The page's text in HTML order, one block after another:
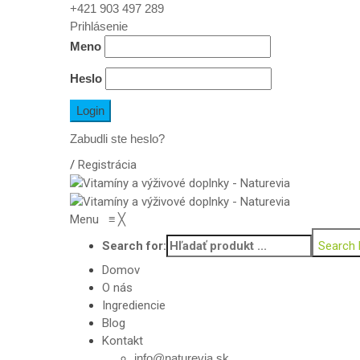
+421 903 497 289
Prihlásenie
Meno
Heslo
Zabudli ste heslo?
/ Registrácia
Menu ≡ ╳
Search for:
Search
Domov
O nás
Ingrediencie
Blog
Kontakt